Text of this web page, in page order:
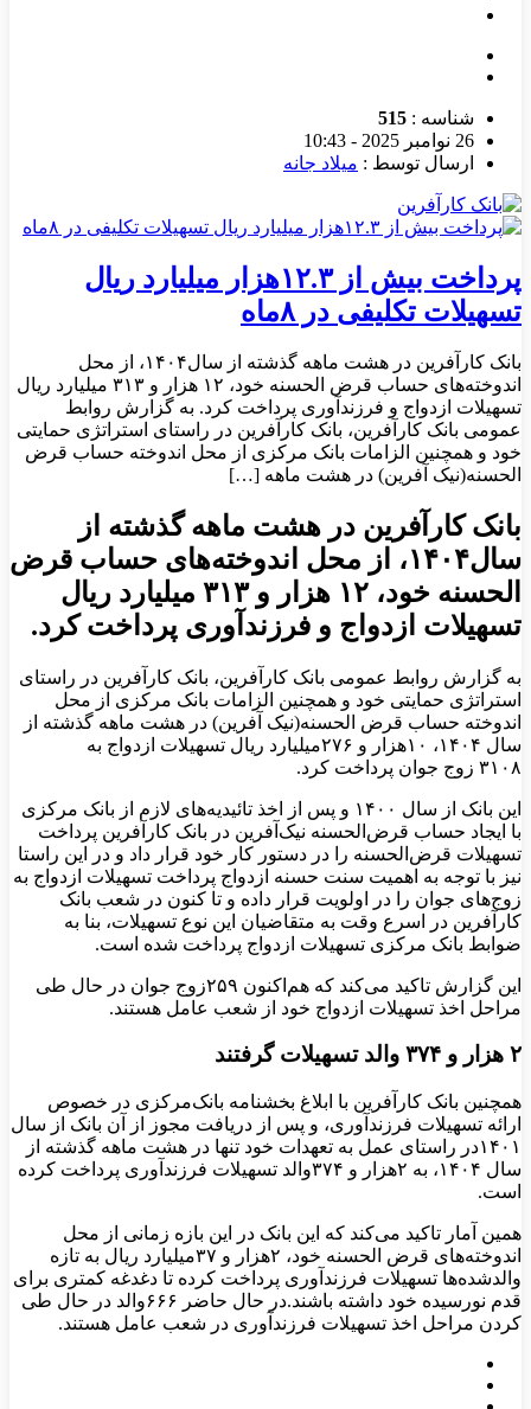
شناسه : 515
26 نوامبر 2025 - 10:43
ارسال توسط : میلاد جانه
پرداخت بیش از ۱۲.۳هزار میلیارد ریال
تسهیلات تکلیفی در ۸ماه
بانک کارآفرین در هشت ماهه گذشته از سال۱۴۰۴، از محل
اندوخته‌های حساب قرض الحسنه خود، ۱۲ هزار و ۳۱۳ میلیارد ریال
تسهیلات ازدواج و فرزندآوری پرداخت کرد. به گزارش روابط
عمومی بانک کارآفرین، بانک کارآفرین در راستای استراتژی حمایتی
خود و همچنین الزامات بانک مرکزی از محل اندوخته حساب قرض
الحسنه(نیک آفرین) در هشت ماهه […]
بانک کارآفرین در هشت ماهه گذشته از
سال۱۴۰۴، از محل اندوخته‌های حساب قرض
الحسنه خود، ۱۲ هزار و ۳۱۳ میلیارد ریال
تسهیلات ازدواج و فرزندآوری پرداخت کرد.
به گزارش روابط عمومی بانک کارآفرین، بانک کارآفرین در راستای
استراتژی حمایتی خود و همچنین الزامات بانک مرکزی از محل
اندوخته حساب قرض الحسنه(نیک آفرین) در هشت ماهه گذشته از
سال ۱۴۰۴، ۱۰هزار و ۲۷۶میلیارد ریال تسهیلات ازدواج به
۳۱۰۸ زوج جوان پرداخت کرد.
این بانک از سال ۱۴۰۰ و پس از اخذ تائیدیه‌های لازم از بانک مرکزی
با ایجاد حساب قرض‌الحسنه نیک‌آفرین در بانک کارآفرین پرداخت
تسهیلات قرض‌الحسنه را در دستور کار خود قرار داد و در این راستا
نیز با توجه به اهمیت سنت حسنه ازدواج پرداخت تسهیلات ازدواج به
زوج‌های جوان را در اولویت قرار داده و تا کنون در شعب بانک
کارآفرین در اسرع وقت به متقاضیان این نوع تسهیلات، بنا به
ضوابط بانک مرکزی تسهیلات ازدواج پرداخت شده است.
این گزارش تاکید می‌کند که هم‌اکنون ۲۵۹زوج جوان در حال طی
مراحل اخذ تسهیلات ازدواج خود از شعب عامل هستند.
۲ هزار و ۳۷۴ والد تسهیلات گرفتند
همچنین بانک کارآفرین با ابلاغ بخشنامه بانک‌مرکزی در خصوص
ارائه تسهیلات فرزندآوری، و پس از دریافت مجوز از آن بانک از سال
۱۴۰۱در راستای عمل به تعهدات خود تنها در هشت ماهه گذشته از
سال ۱۴۰۴، به ۲هزار و ۳۷۴والد تسهیلات فرزندآوری پرداخت کرده
است.
همین آمار تاکید می‌کند که این بانک در این بازه زمانی از محل
اندوخته‌های قرض الحسنه خود، ۲هزار و ۳۷میلیارد ریال به تازه
والدشده‌ها تسهیلات فرزندآوری پرداخت کرده تا دغدغه کمتری برای
قدم نورسیده خود داشته باشند.در حال حاضر ۶۶۶والد در حال طی
کردن مراحل اخذ تسهیلات فرزندآوری در شعب عامل هستند.